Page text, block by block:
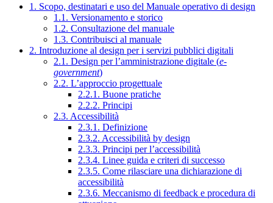
1. Scopo, destinatari e uso del Manuale operativo di design
1.1. Versionamento e storico
1.2. Consultazione del manuale
1.3. Contribuisci al manuale
2. Introduzione al design per i servizi pubblici digitali
2.1. Design per l’amministrazione digitale (e-
government)
2.2. L’approccio progettuale
2.2.1. Buone pratiche
2.2.2. Principi
2.3. Accessibilità
2.3.1. Definizione
2.3.2. Accessibilità by design
2.3.3. Principi per l’accessibilità
2.3.4. Linee guida e criteri di successo
2.3.5. Come rilasciare una dichiarazione di
accessibilità
2.3.6. Meccanismo di feedback e procedura di